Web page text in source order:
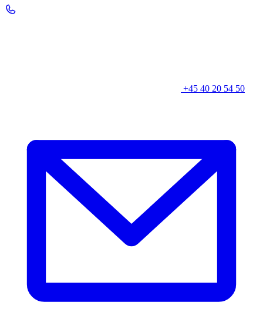
+45 40 20 54 50